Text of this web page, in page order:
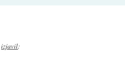
izjavil: